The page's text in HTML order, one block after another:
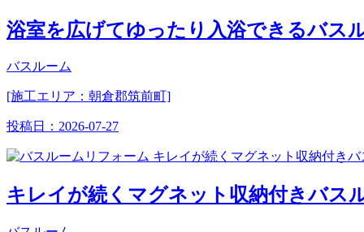
浴室を広げてゆったり入浴できるバス
バスルーム
[施工エリア：朝倉郡筑前町]
投稿日： 2026-07-27
キレイが続くマグネット収納付きバス